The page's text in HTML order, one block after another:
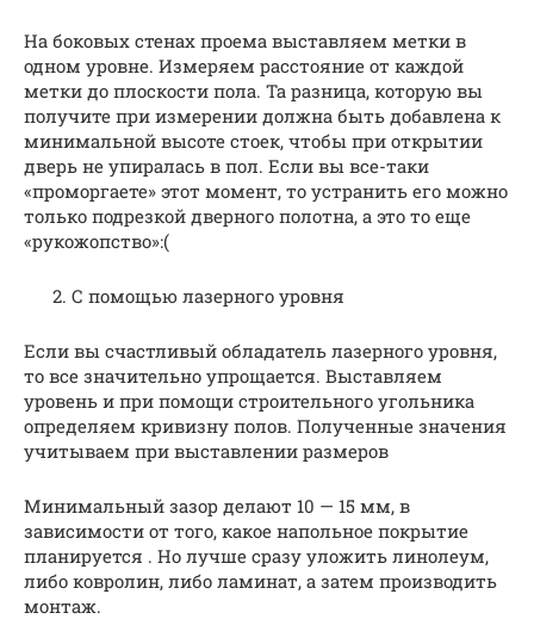
На боковых стенах проема выставляем метки в
одном уровне. Измеряем расстояние от каждой
метки до плоскости пола. Та разница, которую вы
получите при измерении должна быть добавлена к
минимальной высоте стоек, чтобы при открытии
дверь не упиралась в пол. Если вы все-таки
«проморгаете» этот момент, то устранить его можно
только подрезкой дверного полотна, а это то еще
«рукожопство»:(
2. С помощью лазерного уровня
Если вы счастливый обладатель лазерного уровня,
то все значительно упрощается. Выставляем
уровень и при помощи строительного угольника
определяем кривизну полов. Полученные значения
учитываем при выставлении размеров
Минимальный зазор делают 10 — 15 мм, в
зависимости от того, какое напольное покрытие
планируется . Но лучше сразу уложить линолеум,
либо ковролин, либо ламинат, а затем производить
монтаж.